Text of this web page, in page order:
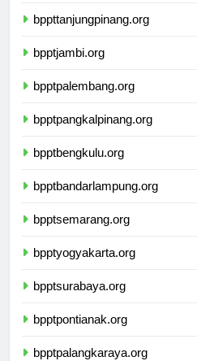
bppttanjungpinang.org
bpptjambi.org
bpptpalembang.org
bpptpangkalpinang.org
bpptbengkulu.org
bpptbandarlampung.org
bpptsemarang.org
bpptyogyakarta.org
bpptsurabaya.org
bpptpontianak.org
bpptpalangkaraya.org